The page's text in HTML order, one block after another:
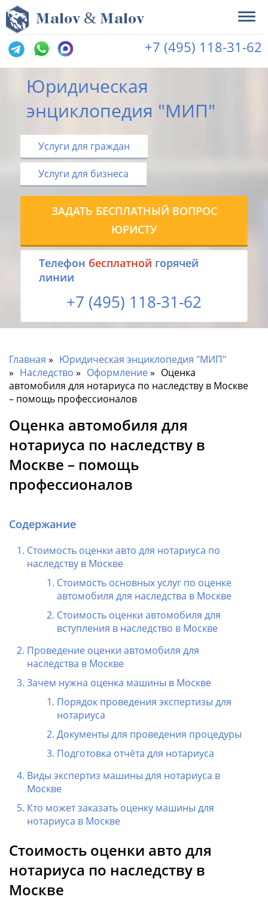
Malov & Malov
+7 (495) 118-31-62
Юридическая
энциклопедия "МИП"
Услуги для граждан
Услуги для бизнеса
ЗАДАТЬ БЕСПЛАТНЫЙ ВОПРОС
ЮРИСТУ
Tелефон бесплатной горячей
линии
+7 (495) 118-31-62
Главная
Юридическая энциклопедия "МИП"
Наследство
Оформление
Оценка
автомобиля для нотариуса по наследству в Москве
– помощь профессионалов
Оценка автомобиля для
нотариуса по наследству в
Москве – помощь
профессионалов
Содержание
Стоимость оценки авто для нотариуса по
наследству в Москве
Стоимость основных услуг по оценке
автомобиля для наследства в Москве
Стоимость оценки автомобиля для
вступления в наследство в Москве
Проведение оценки автомобиля для
наследства в Москве
Зачем нужна оценка машины в Москве
Порядок проведения экспертизы для
нотариуса
Документы для проведения процедуры
Подготовка отчёта для нотариуса
Виды экспертиз машины для нотариуса в
Москве
Кто может заказать оценку машины для
нотариуса в Москве
Стоимость оценки авто для
нотариуса по наследству в
Москве